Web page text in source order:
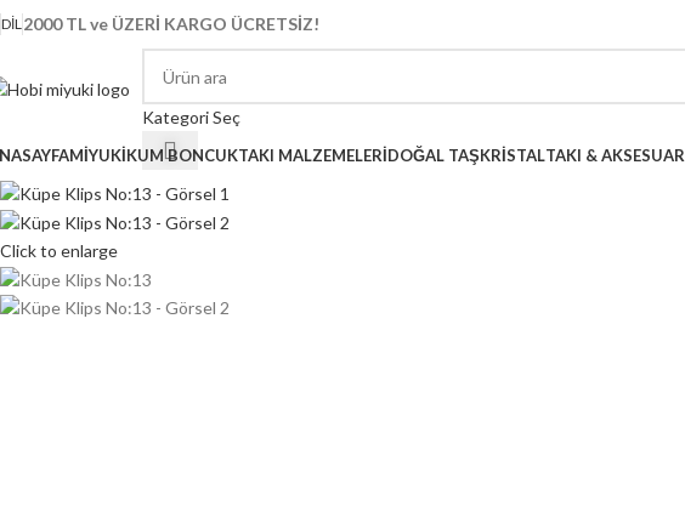
DIL2000 TL ve ÜZERİ KARGO ÜCRETSİZ!
Kategori Seç
MİYUKİKUM BONCUKTAKI MALZEMELERİDOĞAL TAŞKRİSTALTAKI & AKSESUAR
Click to enlarge